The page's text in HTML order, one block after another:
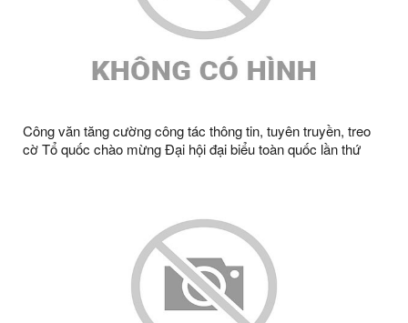
Công văn tăng cường công tác thông tin, tuyên truyền, treo
cờ Tổ quốc chào mừng Đại hội đại biểu toàn quốc lần thứ